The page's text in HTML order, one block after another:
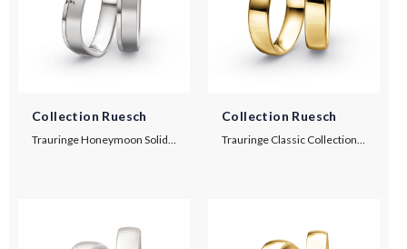
Collection Ruesch
Trauringe Honeymoon Solid VII
Collection Ruesch
Trauringe Classic Collection F10